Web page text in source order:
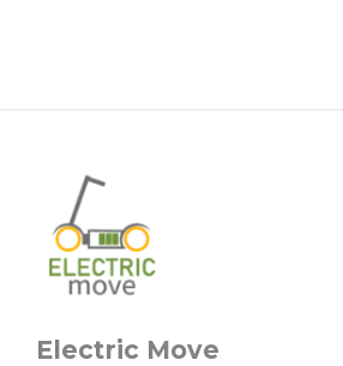
Electric Move